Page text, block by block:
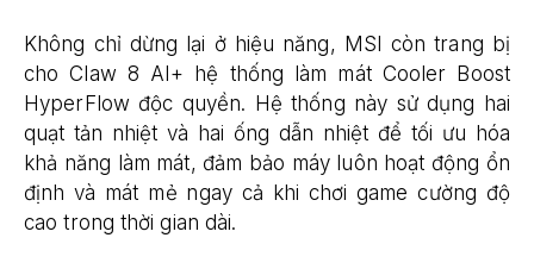
Không chỉ dừng lại ở hiệu năng, MSI còn trang bị
cho Claw 8 AI+ hệ thống làm mát Cooler Boost
HyperFlow độc quyền. Hệ thống này sử dụng hai
quạt tản nhiệt và hai ống dẫn nhiệt để tối ưu hóa
khả năng làm mát, đảm bảo máy luôn hoạt động ổn
định và mát mẻ ngay cả khi chơi game cường độ
cao trong thời gian dài.